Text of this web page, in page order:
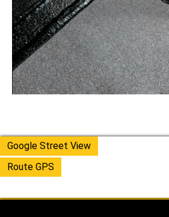
Google Street View
Route GPS